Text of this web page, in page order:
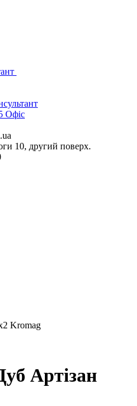
Офіс
10, другий поверх.
Kromag
Артізан